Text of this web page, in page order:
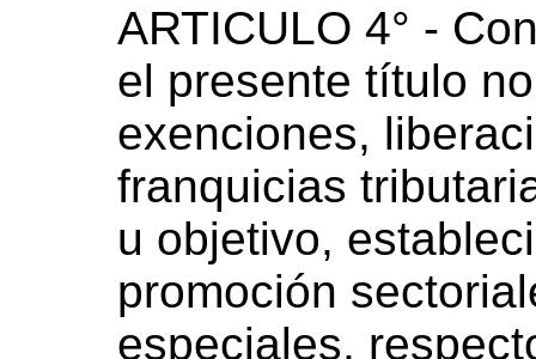
ARTICULO 4° -
el presente título
exenciones,
franquicias
u objetivo,
promoción
especiales,